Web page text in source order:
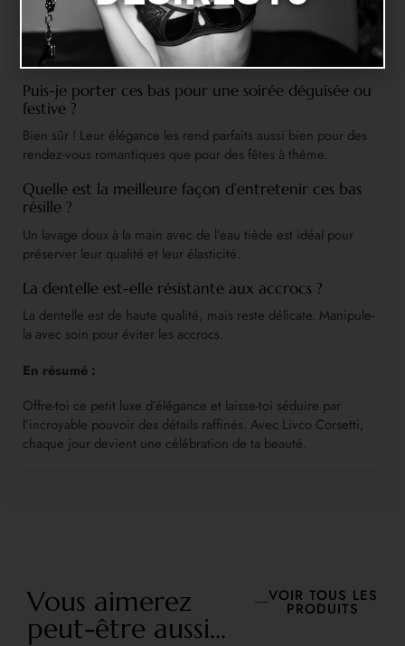
Comment choisir la bonne taille de bas résille ?
Choisis ta taille habituelle de lingerie. Le tissu extensible assure
un ajustement parfait et confortable.
Puis-je porter ces bas pour une soirée déguisée ou
festive ?
Bien sûr ! Leur élégance les rend parfaits aussi bien pour des
rendez-vous romantiques que pour des fêtes à thème.
Quelle est la meilleure façon d’entretenir ces bas
résille ?
Un lavage doux à la main avec de l’eau tiède est idéal pour
préserver leur qualité et leur élasticité.
La dentelle est-elle résistante aux accrocs ?
La dentelle est de haute qualité, mais reste délicate. Manipule-
la avec soin pour éviter les accrocs.
En résumé :
Offre-toi ce petit luxe d’élégance et laisse-toi séduire par
l’incroyable pouvoir des détails raffinés. Avec Livco Corsetti,
chaque jour devient une célébration de ta beauté.
Vous aimerez
peut-être aussi...
VOIR TOUS LES
PRODUITS